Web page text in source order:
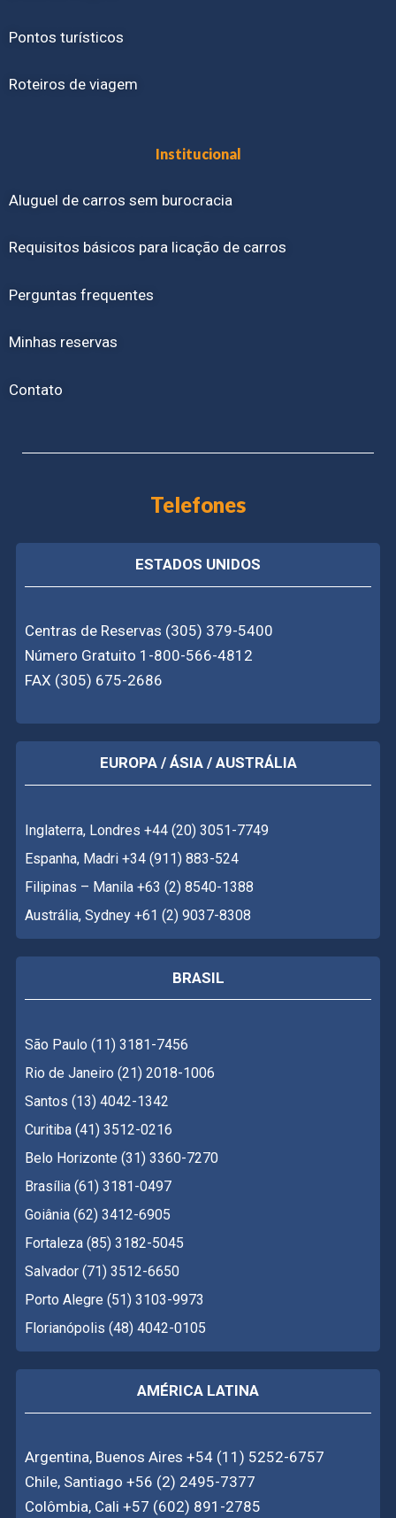
Pontos turísticos
Roteiros de viagem
Institucional
Aluguel de carros sem burocracia
Requisitos básicos para licação de carros
Perguntas frequentes
Minhas reservas
Contato
Telefones
ESTADOS UNIDOS
Centras de Reservas (305) 379-5400
Número Gratuito 1-800-566-4812
FAX (305) 675-2686
EUROPA / ÁSIA / AUSTRÁLIA
Inglaterra, Londres +44 (20) 3051-7749
Espanha, Madri +34 (911) 883-524
Filipinas – Manila +63 (2) 8540-1388
Austrália, Sydney +61 (2) 9037-8308
BRASIL
São Paulo (11) 3181-7456
Rio de Janeiro (21) 2018-1006
Santos (13) 4042-1342
Curitiba (41) 3512-0216
Belo Horizonte (31) 3360-7270
Brasília (61) 3181-0497
Goiânia (62) 3412-6905
Fortaleza (85) 3182-5045
Salvador (71) 3512-6650
Porto Alegre (51) 3103-9973
Florianópolis (48) 4042-0105
AMÉRICA LATINA
Argentina, Buenos Aires +54 (11) 5252-6757
Chile, Santiago +56 (2) 2495-7377
Colômbia, Cali +57 (602) 891-2785